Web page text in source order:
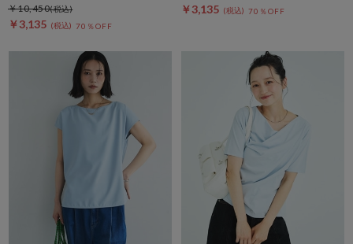
￥3,135 70％OFF
￥10,450 ￥3,135 70％OFF